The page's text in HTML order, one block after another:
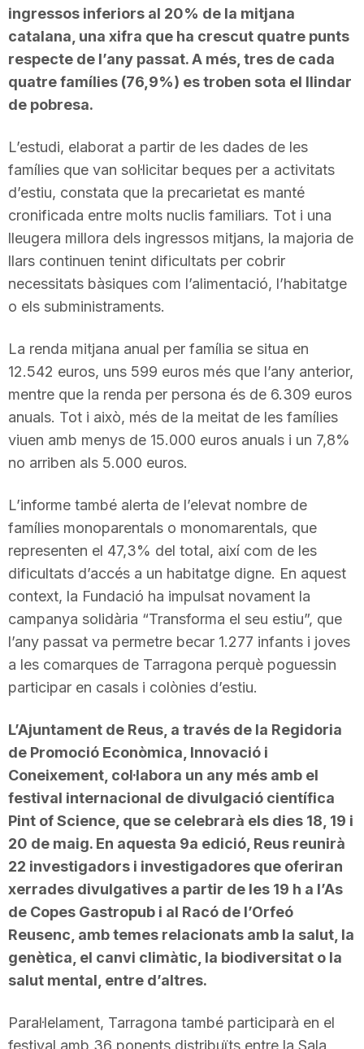
ingressos inferiors al 20% de la mitjana
catalana, una xifra que ha crescut quatre punts
respecte de l’any passat. A més, tres de cada
quatre famílies (76,9%) es troben sota el llindar
de pobresa.
L’estudi, elaborat a partir de les dades de les
famílies que van sol·licitar beques per a activitats
d’estiu, constata que la precarietat es manté
cronificada entre molts nuclis familiars. Tot i una
lleugera millora dels ingressos mitjans, la majoria de
llars continuen tenint dificultats per cobrir
necessitats bàsiques com l’alimentació, l’habitatge
o els subministraments.
La renda mitjana anual per família se situa en
12.542 euros, uns 599 euros més que l’any anterior,
mentre que la renda per persona és de 6.309 euros
anuals. Tot i això, més de la meitat de les famílies
viuen amb menys de 15.000 euros anuals i un 7,8%
no arriben als 5.000 euros.
L’informe també alerta de l’elevat nombre de
famílies monoparentals o monomarentals, que
representen el 47,3% del total, així com de les
dificultats d’accés a un habitatge digne. En aquest
context, la Fundació ha impulsat novament la
campanya solidària “Transforma el seu estiu”, que
l’any passat va permetre becar 1.277 infants i joves
a les comarques de Tarragona perquè poguessin
participar en casals i colònies d’estiu.
L’Ajuntament de Reus, a través de la Regidoria
de Promoció Econòmica, Innovació i
Coneixement, col·labora un any més amb el
festival internacional de divulgació científica
Pint of Science, que se celebrarà els dies 18, 19 i
20 de maig. En aquesta 9a edició, Reus reunirà
22 investigadors i investigadores que oferiran
xerrades divulgatives a partir de les 19 h a l’As
de Copes Gastropub i al Racó de l’Orfeó
Reusenc, amb temes relacionats amb la salut, la
genètica, el canvi climàtic, la biodiversitat o la
salut mental, entre d’altres.
Paral·lelament, Tarragona també participarà en el